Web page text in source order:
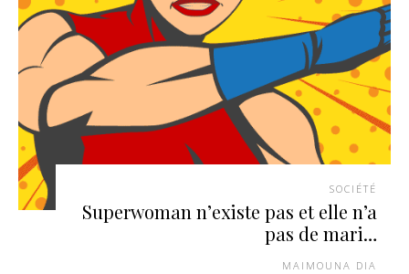
SOCIÉTÉ
Superwoman n’existe pas et elle n’a
pas de mari…
MAIMOUNA DIA